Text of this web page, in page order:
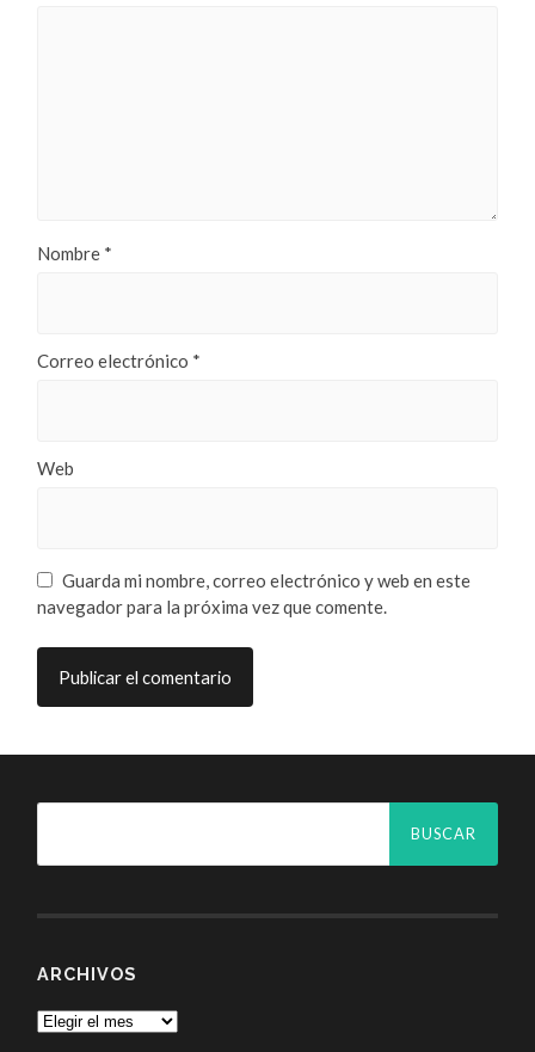
Nombre *
Correo electrónico *
Web
Guarda mi nombre, correo electrónico y web en este
navegador para la próxima vez que comente.
ARCHIVOS